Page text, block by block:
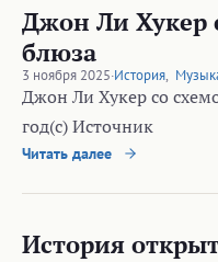
Джон Ли Хукер
блюза
3 ноября 2025·История,
Джон Ли Хукер со
год(c) Источник
Читать далее
История